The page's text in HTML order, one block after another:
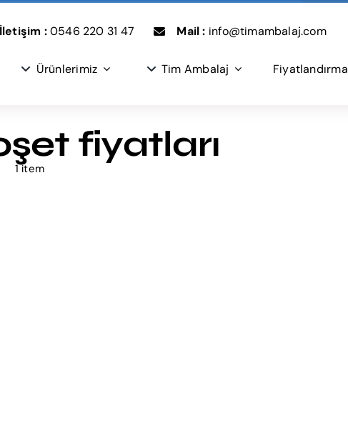
İletişim :0546 220 31 47 Mail : info@timambalaj.com
Ürünlerimiz Tim Ambalaj Fiyatlandırma
fiyatları
1 item